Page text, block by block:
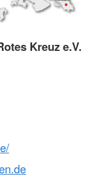
Kreuz e.V.